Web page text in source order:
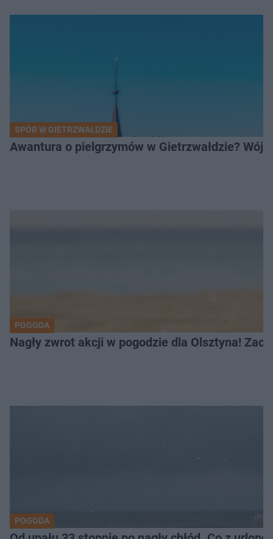
SPÓR W GIETRZWAŁDZIE
Awantura o pielgrzymów w Gietrzwałdzie? Wójt
POGODA
Nagły zwrot akcji w pogodzie dla Olsztyna!
POGODA